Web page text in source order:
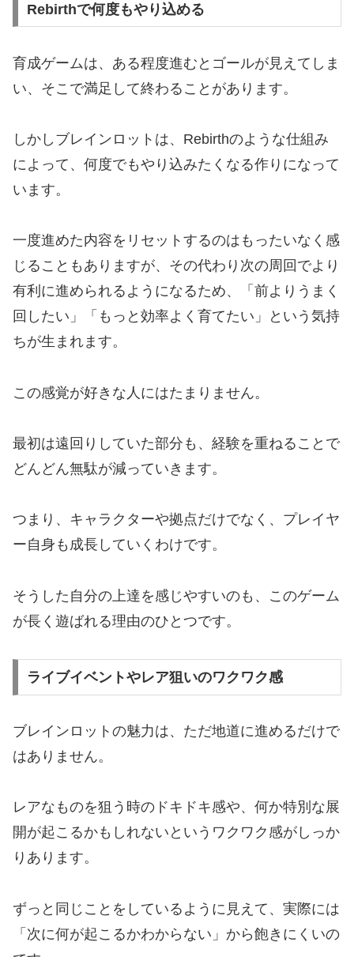
Rebirthで何度もやり込める
育成ゲームは、ある程度進むとゴールが見えてしま
い、そこで満足して終わることがあります。
しかしブレインロットは、Rebirthのような仕組み
によって、何度でもやり込みたくなる作りになって
います。
一度進めた内容をリセットするのはもったいなく感
じることもありますが、その代わり次の周回でより
有利に進められるようになるため、「前よりうまく
回したい」「もっと効率よく育てたい」という気持
ちが生まれます。
この感覚が好きな人にはたまりません。
最初は遠回りしていた部分も、経験を重ねることで
どんどん無駄が減っていきます。
つまり、キャラクターや拠点だけでなく、プレイヤ
ー自身も成長していくわけです。
そうした自分の上達を感じやすいのも、このゲーム
が長く遊ばれる理由のひとつです。
ライブイベントやレア狙いのワクワク感
ブレインロットの魅力は、ただ地道に進めるだけで
はありません。
レアなものを狙う時のドキドキ感や、何か特別な展
開が起こるかもしれないというワクワク感がしっか
りあります。
ずっと同じことをしているように見えて、実際には
「次に何が起こるかわからない」から飽きにくいの